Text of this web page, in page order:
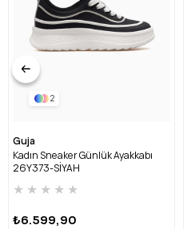
2
Guja
Kadın Sneaker Günlük Ayakkabı
26Y373-SİYAH
★ ★ ★ ★ ★
₺6.599,90